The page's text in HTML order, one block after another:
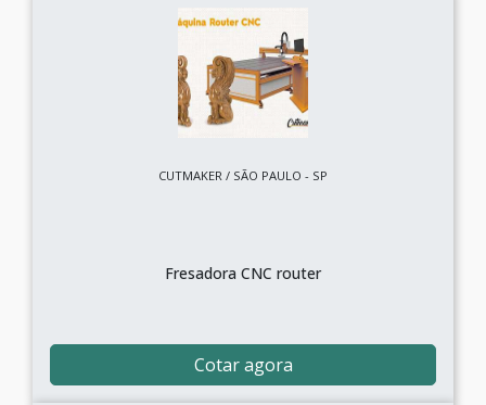
CUTMAKER / SÃO PAULO - SP
Fresadora CNC router
Cotar agora